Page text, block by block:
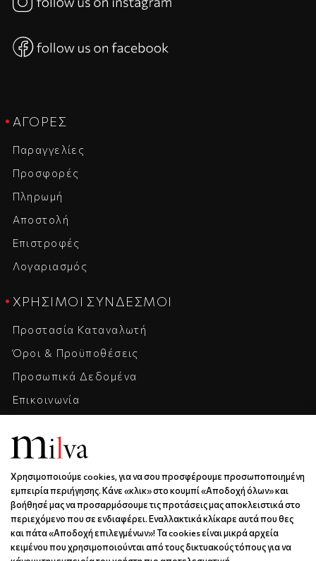
ΑΓΟΡΈΣ
Παραγγελίες
Προσφορές
Πληρωμή
Αποστολή
Επιστροφές
Λογαριασμός
ΧΡΉΣΙΜΟΙ ΣΎΝΔΕΣΜΟΙ
Προστασία Καταναλωτή
Όροι & Προϋποθέσεις
Προσωπικά Δεδομένα
Επικοινωνία
Καριέρα
ΕΠΙΚΟΙΝΩΝΊΑ & ΩΡΆΡΙΟ
Ξάνθου 6 | Κως | 85300
6936688501
info@milva.gr
Χρησιμοποιούμε cookies, για να σου προσφέρουμε προσωποποιημένη
εμπειρία περιήγησης. Κάνε «κλικ» στο κουμπί «Αποδοχή όλων» και
βοήθησέ μας να προσαρμόσουμε τις προτάσεις μας αποκλειστικά στο
περιεχόμενο που σε ενδιαφέρει. Εναλλακτικά κλίκαρε αυτά που θες
και πάτα «Αποδοχή επιλεγμένων»! Τα cookies είναι μικρά αρχεία
κειμένου που χρησιμοποιούνται από τους δικτυακούς τόπους για να